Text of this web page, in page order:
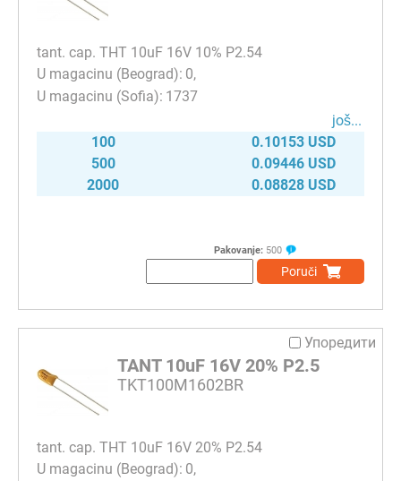
tant. cap. THT 10uF 16V 10% P2.54
0
1737
јоš...
100
0.10153 USD
500
0.09446 USD
2000
0.08828 USD
Pakovanje: 500
Poruči
Упоредити
TANT 10uF 16V 20% P2.5
TKT100M1602BR
tant. cap. THT 10uF 16V 20% P2.54
0